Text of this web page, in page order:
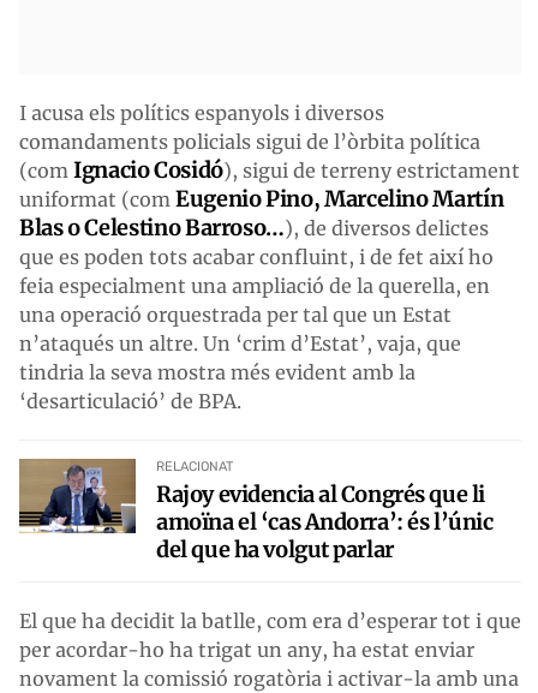
I acusa els polítics espanyols i diversos
comandaments policials sigui de l’òrbita política
(com Ignacio Cosidó), sigui de terreny estrictament
uniformat (com Eugenio Pino, Marcelino Martín
Blas o Celestino Barroso…), de diversos delictes
que es poden tots acabar confluint, i de fet així ho
feia especialment una ampliació de la querella, en
una operació orquestrada per tal que un Estat
n’ataqués un altre. Un ‘crim d’Estat’, vaja, que
tindria la seva mostra més evident amb la
‘desarticulació’ de BPA.
RELACIONAT
Rajoy evidencia al Congrés que li
amoïna el ‘cas Andorra’: és l’únic
del que ha volgut parlar
El que ha decidit la batlle, com era d’esperar tot i que
per acordar-ho ha trigat un any, ha estat enviar
novament la comissió rogatòria i activar-la amb una